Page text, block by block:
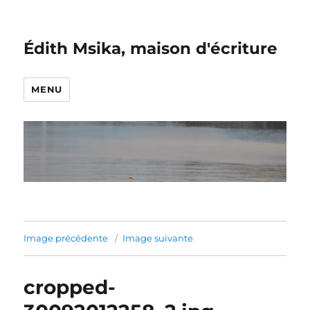
Édith Msika, maison d'écriture
MENU
Image précédente Image suivante
cropped-